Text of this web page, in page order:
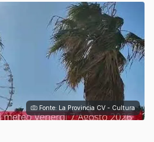
Fonte: La Provincia CV - Cultura